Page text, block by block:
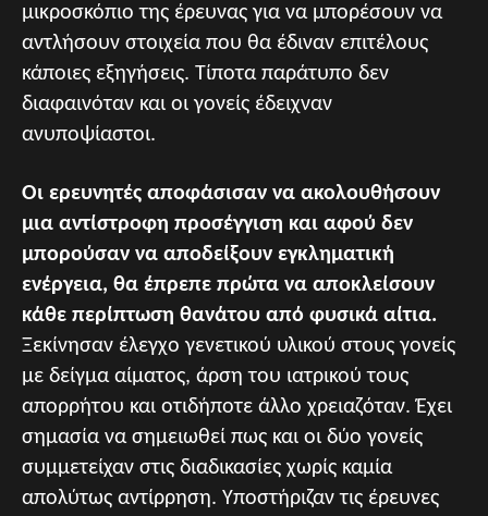
μικροσκόπιο της έρευνας για να μπορέσουν να
αντλήσουν στοιχεία που θα έδιναν επιτέλους
κάποιες εξηγήσεις. Τίποτα παράτυπο δεν
διαφαινόταν και οι γονείς έδειχναν
ανυποψίαστοι.
Οι ερευνητές αποφάσισαν να ακολουθήσουν
μια αντίστροφη προσέγγιση και αφού δεν
μπορούσαν να αποδείξουν εγκληματική
ενέργεια, θα έπρεπε πρώτα να αποκλείσουν
κάθε περίπτωση θανάτου από φυσικά αίτια.
Ξεκίνησαν έλεγχο γενετικού υλικού στους γονείς
με δείγμα αίματος, άρση του ιατρικού τους
απορρήτου και οτιδήποτε άλλο χρειαζόταν. Έχει
σημασία να σημειωθεί πως και οι δύο γονείς
συμμετείχαν στις διαδικασίες χωρίς καμία
απολύτως αντίρρηση. Υποστήριζαν τις έρευνες